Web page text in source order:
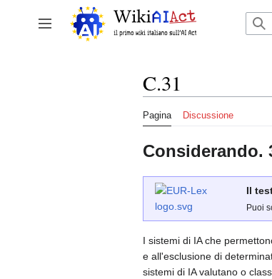
contenuto
Attiva/disattiva la barra laterale
C.31
Pagina Discussione
Considerando.
Il
Puoi
I sistemi di IA che
e all'esclusione di
sistemi di IA valutano o